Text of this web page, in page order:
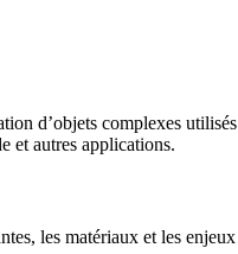
d’objets complexes
et autres applications.
les matériaux et les